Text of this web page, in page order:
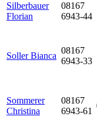
Silberbauer
Florian
08167
6943-44
Soller Bianca
08167
6943-33
Sommerer
Christina
08167
6943-61